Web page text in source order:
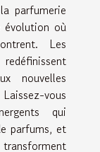
parfumerie
évolution où
Les
nouvelles
vous
qui
parfums, et